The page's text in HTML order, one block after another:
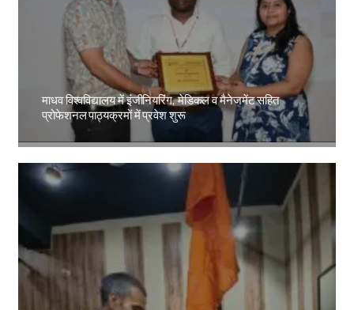
माधव विश्वविद्यालय में इंजीनियरिंग, मेडिकल व मैनेजमेंट सहित
प्रोफेशनल पाठ्यक्रमों में प्रवेश शुरू
Amit Lekh